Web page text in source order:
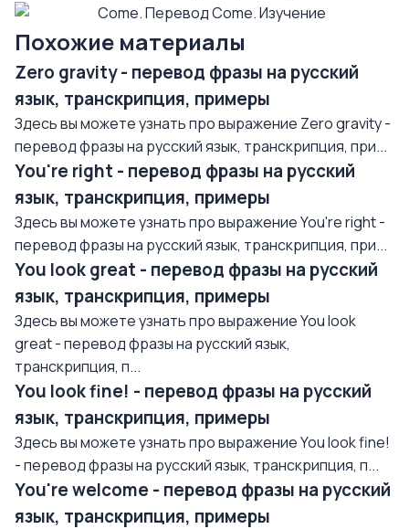
Похожие материалы
Zero gravity - перевод фразы на русский
язык, транскрипция, примеры
Здесь вы можете узнать про выражение Zero gravity -
перевод фразы на русский язык, транскрипция, при...
You're right - перевод фразы на русский
язык, транскрипция, примеры
Здесь вы можете узнать про выражение You're right -
перевод фразы на русский язык, транскрипция, при...
You look great - перевод фразы на русский
язык, транскрипция, примеры
Здесь вы можете узнать про выражение You look
great - перевод фразы на русский язык,
транскрипция, п...
You look fine! - перевод фразы на русский
язык, транскрипция, примеры
Здесь вы можете узнать про выражение You look fine!
- перевод фразы на русский язык, транскрипция, п...
You're welcome - перевод фразы на русский
язык, транскрипция, примеры